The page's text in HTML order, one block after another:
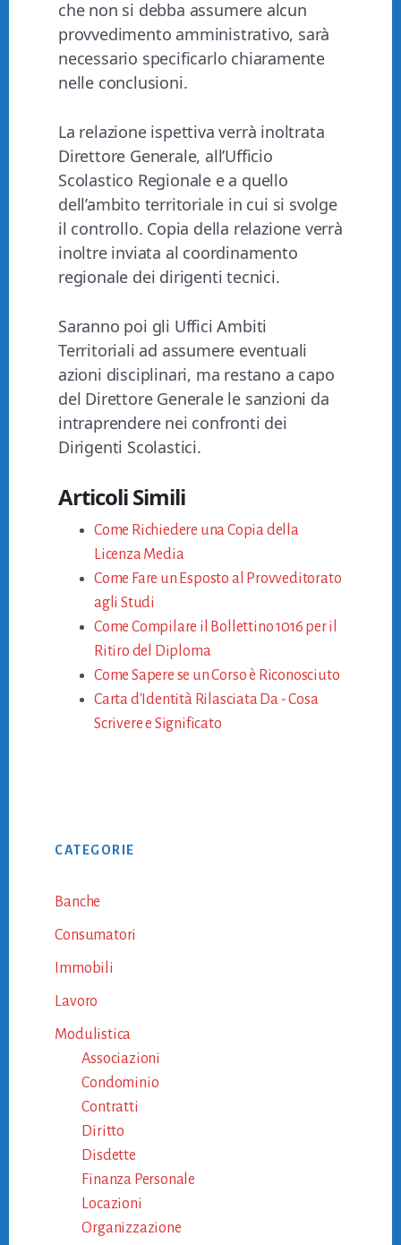
che non si debba assumere alcun
provvedimento amministrativo, sarà
necessario specificarlo chiaramente
nelle conclusioni.
La relazione ispettiva verrà inoltrata
Direttore Generale, all’Ufficio
Scolastico Regionale e a quello
dell’ambito territoriale in cui si svolge
il controllo. Copia della relazione verrà
inoltre inviata al coordinamento
regionale dei dirigenti tecnici.
Saranno poi gli Uffici Ambiti
Territoriali ad assumere eventuali
azioni disciplinari, ma restano a capo
del Direttore Generale le sanzioni da
intraprendere nei confronti dei
Dirigenti Scolastici.
Articoli Simili
Come Richiedere una Copia della
Licenza Media
Come Fare un Esposto al Provveditorato
agli Studi
Come Compilare il Bollettino 1016 per il
Ritiro del Diploma
Come Sapere se un Corso è Riconosciuto
Carta d'Identità Rilasciata Da - Cosa
Scrivere e Significato
Sidebar
CATEGORIE
Banche
Consumatori
Immobili
Lavoro
Modulistica
Associazioni
Condominio
Contratti
Diritto
Disdette
Finanza Personale
Locazioni
Organizzazione